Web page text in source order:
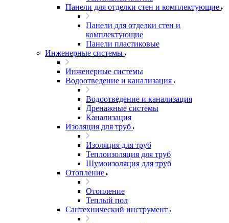
Панели для отделки стен и комплектующие
Панели для отделки стен и
комплектующие
Панели пластиковые
Инженерные системы
Инженерные системы
Водоотведение и канализация
Водоотведение и канализация
Дренажные системы
Канализация
Изоляция для труб
Изоляция для труб
Теплоизоляция для труб
Шумоизоляция для труб
Отопление
Отопление
Теплый пол
Сантехнический инструмент